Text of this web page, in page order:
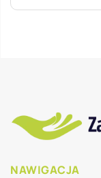
NAWIGACJA